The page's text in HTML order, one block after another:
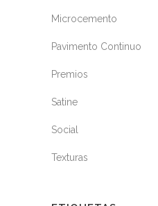
Microcemento
Pavimento Continuo
Premios
Satine
Social
Texturas